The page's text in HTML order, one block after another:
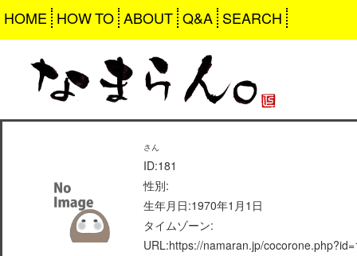
HOME HOW TO ABOUT Q&A SEARCH
さん
ID:181
性別:
生年月日:1970年1月1日
タイムゾーン:
URL:https://namaran.jp/